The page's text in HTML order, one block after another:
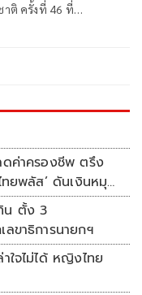
ติ ครั้งที่ 46 ที่
ดค่าครองชีพ ตรึง
ทยพลัส’ ดันเงินหมุน
น ตั้ง 3
ลขาธิการนายกฯ
ใจไม่ได้ หญิงไทย